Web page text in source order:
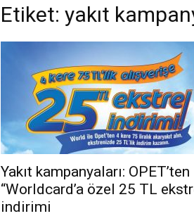
Etiket: yakıt
Yakıt kampanyaları: OPET’ten
“Worldcard’a özel 25 TL
indirimi